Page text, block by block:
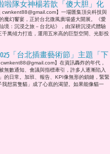
啦啦隊女神楊若歆「傻大胆」化
麗絲拯救仙境》「有時正是憑藉
『 傻勁 』，才能激發出完成夢
氣與動力。」
cwnkent88@gmail.com】一場匯集頂尖科技與
魔幻饗宴，正於台北微風廣場盛大開展。《愛
境：沉浸之旅－台北站》，由深耕沉浸式體驗
千萬傾力打造，運用五米高的巨型空間、光影投
2025「台北插畫藝術節」主題「下
想當隻貓」實踐大學曲家瑞老師
參展 展現校園原創IP新能量 比
、食料品制作所、CRABBITO、
cwnkent88@gmail.com】在資訊轟炸的年代，
無數通知、會議與指標牽引，許多人逐漸陷入
的日常。加班、報告、KPI像無形的鎖鏈，緊緊
我想當隻貓」成了心底的渴望。如果能像貓一